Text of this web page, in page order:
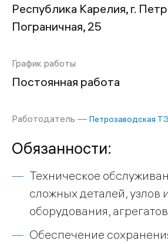
Республика Карелия, г.
Пограничная, 25
График работы
Постоянная работа
Работодатель — Петрозаводская
Обязанности:
Техническое
сложных деталей, узлов
оборудования,
Обеспечение